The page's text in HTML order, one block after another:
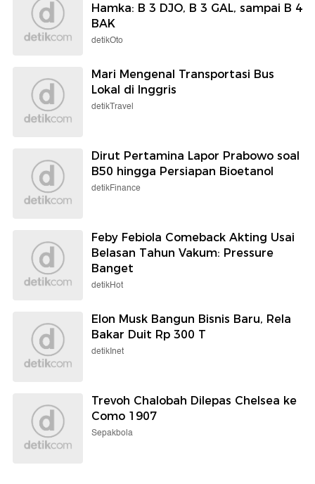
Hamka: B 3 DJO, B 3 GAL, sampai B 4
BAK
detikOto
Mari Mengenal Transportasi Bus
Lokal di Inggris
detikTravel
Dirut Pertamina Lapor Prabowo soal
B50 hingga Persiapan Bioetanol
detikFinance
Feby Febiola Comeback Akting Usai
Belasan Tahun Vakum: Pressure
Banget
detikHot
Elon Musk Bangun Bisnis Baru, Rela
Bakar Duit Rp 300 T
detikInet
Trevoh Chalobah Dilepas Chelsea ke
Como 1907
Sepakbola